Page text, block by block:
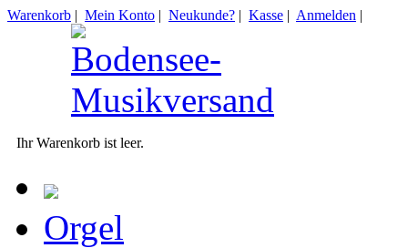
Warenkorb | Mein Konto | Neukunde? | Kasse | Anmelden |
Ihr Warenkorb ist leer.
Orgel